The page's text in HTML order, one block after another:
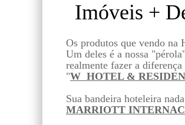
Imóveis +
Os produtos que vendo
Um deles é a nossa
realmente fazer a
"W HOTEL &
Sua bandeira hoteleira
MARRIOTT